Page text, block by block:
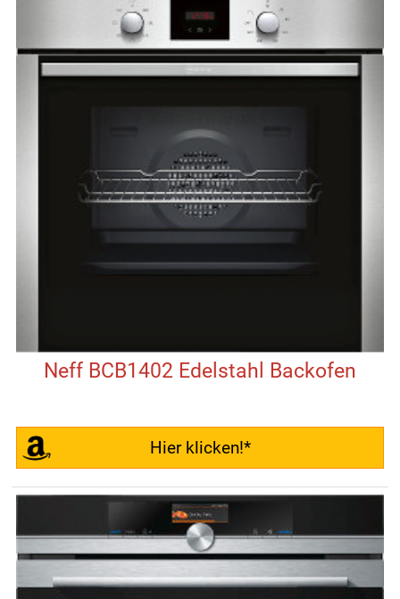
Neff BCB1402 Edelstahl Backofen
Hier klicken!*